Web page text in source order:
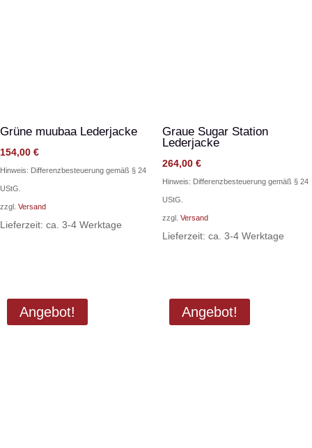
Grüne muubaa Lederjacke
154,00 €
Hinweis: Differenzbesteuerung gemäß § 24
UStG.
zzgl. Versand
Lieferzeit: ca. 3-4 Werktage
Graue Sugar Station
Lederjacke
264,00 €
Hinweis: Differenzbesteuerung gemäß § 24
UStG.
zzgl. Versand
Lieferzeit: ca. 3-4 Werktage
Angebot! Angebot!